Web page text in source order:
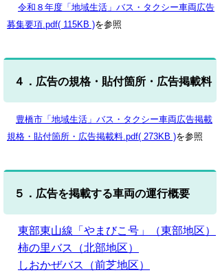
令和８年度「地域生活」バス・タクシー車両広告
募集要項.pdf( 115KB )を参照
４．広告の規格・貼付箇所・広告掲載料
豊橋市「地域生活」バス・タクシー車両広告掲載
規格・貼付箇所・広告掲載料.pdf( 273KB )を参照
５．広告を掲載する車両の運行概要
東部東山線「やまびこ号」（東部地区）
柿の里バス（北部地区）
しおかぜバス（前芝地区）